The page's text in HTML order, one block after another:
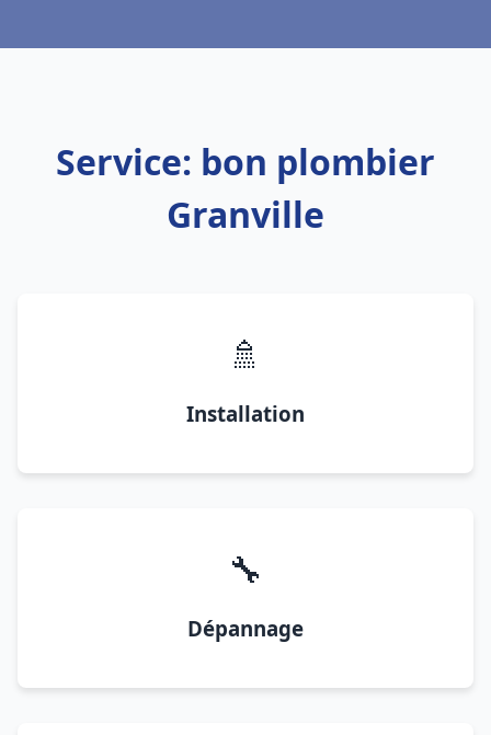
Service: bon plombier
Granville
🚿
Installation
🔧
Dépannage